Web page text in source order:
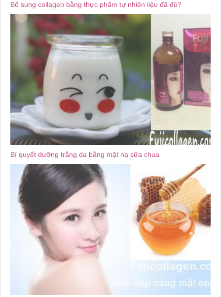
Bổ sung collagen bằng thực phẩm tự nhiên liệu đã đủ?
Bí quyết dưỡng trắng da bằng mặt nạ sữa chua